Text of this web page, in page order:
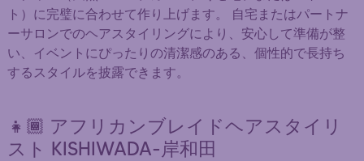
ト）に完璧に合わせて作り上げます。 自宅またはパートナ
ーサロンでのヘアスタイリングにより、安心して準備が整
い、イベントにぴったりの清潔感のある、個性的で長持ち
するスタイルを披露できます。
👧🏾 アフリカンブレイドヘアスタイリ
スト KISHIWADA-岸和田